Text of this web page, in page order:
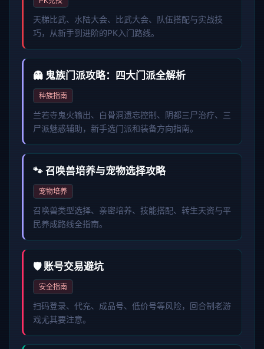
天梯比武、水陆大会、比武大会、队伍搭配与实战技
巧，从新手到进阶的PK入门路线。
👻 鬼族门派攻略：四大门派全解析
种族指南
兰若寺鬼火输出、白骨洞遗忘控制、阴都三尸治疗、三
尸派魅惑辅助，新手选门派和装备方向指南。
🐾 召唤兽培养与宠物选择攻略
宠物培养
召唤兽类型选择、亲密培养、技能搭配、转生天资与平
民养成路线全指南。
🛡️ 账号交易避坑
安全指南
扫码登录、代充、成品号、低价号等风险，回合制老游
戏尤其要注意。